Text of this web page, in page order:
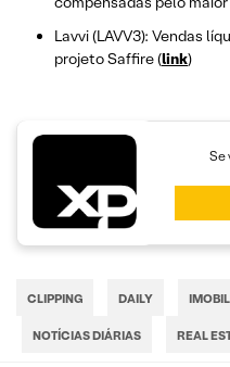
Lavvi (LAVV3): Vendas
projeto Saffire (link)
Se
CLIPPING DAILY
NOTÍCIAS DIÁRIAS REAL